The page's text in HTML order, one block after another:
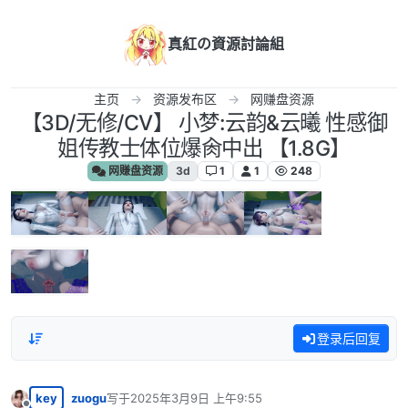
真紅の資源討論組
主页 资源发布区 网赚盘资源
【3D/无修/CV】 小梦:云韵&云曦 性感御
姐传教士体位爆肏中出 【1.8G】
网赚盘资源 3d 1 1 248
登录后回复
key zuogu写于2025年3月9日 上午9:55